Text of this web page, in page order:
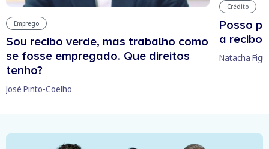
Emprego
Sou recibo verde, mas trabalho como
se fosse empregado. Que direitos
tenho?
José Pinto-Coelho
Crédito
Posso
a
Natacha